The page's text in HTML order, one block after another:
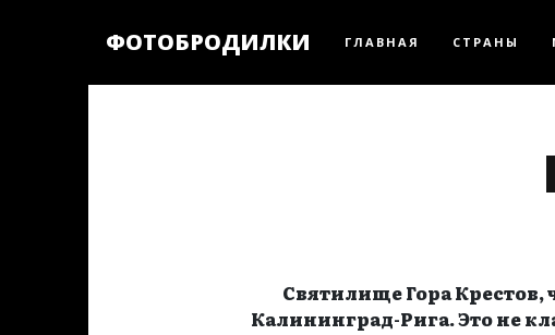
ФОТОБРОДИЛКИ ГЛАВНАЯ СТРАНЫ
Святилище Гора Крестов,
Калининград-Рига. Это не